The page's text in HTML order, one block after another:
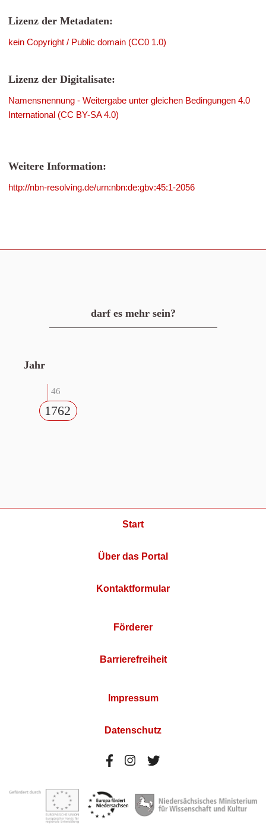
Lizenz der Metadaten:
kein Copyright / Public domain (CC0 1.0)
Lizenz der Digitalisate:
Namensnennung - Weitergabe unter gleichen Bedingungen 4.0
International (CC BY-SA 4.0)
Weitere Information:
http://nbn-resolving.de/urn:nbn:de:gbv:45:1-2056
darf es mehr sein?
Jahr
46
1762
Start
Über das Portal
Kontaktformular
Förderer
Barrierefreiheit
Impressum
Datenschutz